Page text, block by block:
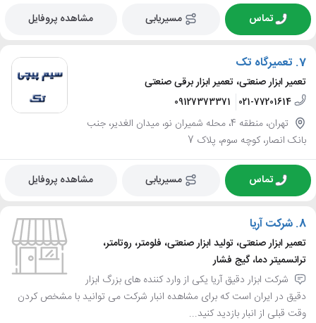
تماس مسیریابی مشاهده پروفایل
7. تعمیرگاه تک
تعمیر ابزار صنعتی، تعمیر ابزار برقی صنعتی
021-77201614
09127373371
تهران، منطقه 4، محله شمیران نو، میدان الغدیر، جنب
بانک انصار، کوچه سوم، پلاک 7
تماس مسیریابی مشاهده پروفایل
8. شرکت آریا
تعمیر ابزار صنعتی، تولید ابزار صنعتی، فلومتر، روتامتر،
ترانسمیتر دما، گیج فشار
شرکت ابزار دقیق آریا یکی از وارد کننده های بزرگ ابزار
دقیق در ایران است که برای مشاهده انبار شرکت می توانید با مشخص کردن
وقت قبلی از انبار بازدید کنید...